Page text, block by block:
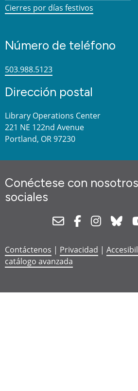
Cierres por días festivos
Número de teléfono
503.988.5123
Dirección postal
Library Operations Center
221 NE 122nd Avenue
Portland, OR 97230
Conéctese con
sociales
NewsletterFacebook
Contáctenos | Privacidad |
catálogo avanzada